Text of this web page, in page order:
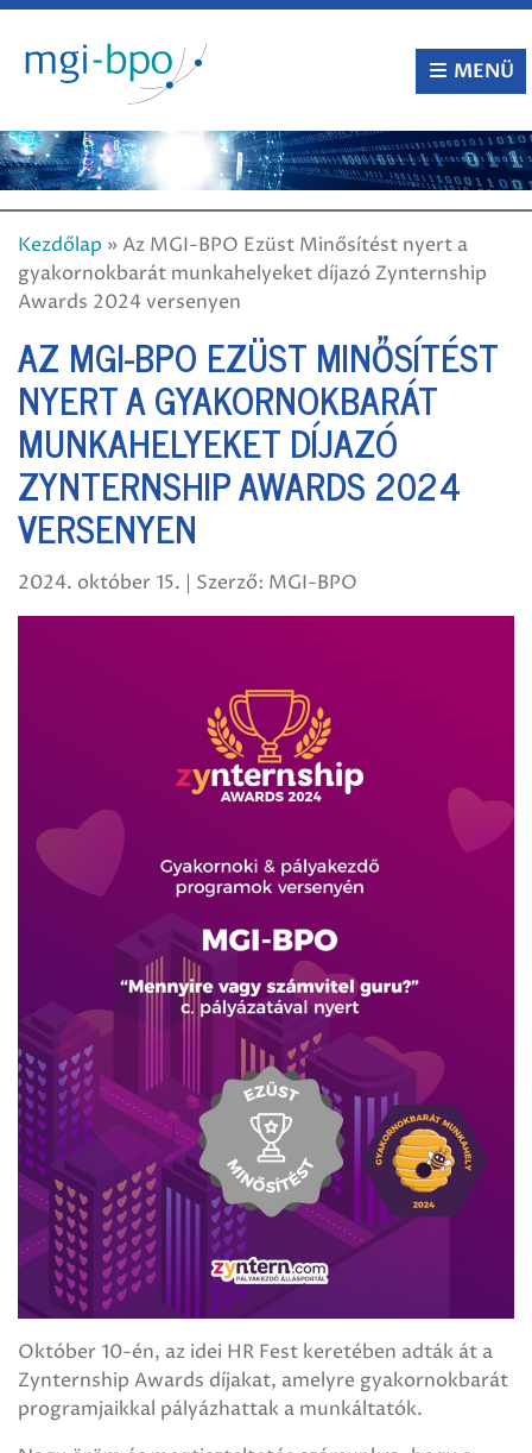
Tovább
tartalomra
MENÜ
Kezdőlap »Az MGI-BPO Ezüst Minősítést nyert a
gyakornokbarát munkahelyeket díjazó Zynternship
Awards 2024 versenyen
AZ MGI-BPO EZÜST MINŐSÍTÉST
NYERT A GYAKORNOKBARÁT
MUNKAHELYEKET DÍJAZÓ
ZYNTERNSHIP AWARDS 2024
VERSENYEN
2024. október 15. | Szerző: MGI-BPO
Október 10-én, az idei HR Fest keretében adták át a
Zynternship Awards díjakat, amelyre gyakornokbarát
programjaikkal pályázhattak a munkáltatók.